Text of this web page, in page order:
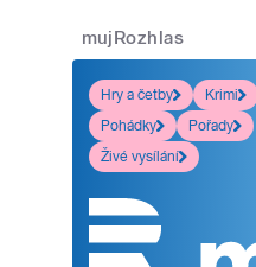
mujRozhlas
Hry a četby
Krimi
Pohádky
Pořady
Živé vysílání